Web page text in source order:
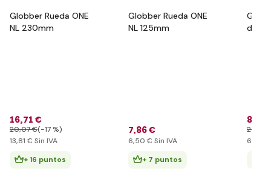
Globber Rueda ONE
NL 230mm
16,71 €
20,07 €(-17 %)
13,81 € Sin IVA
+ 16 puntos
Globber Rueda ONE
NL 125mm
7,86 €
6,50 € Sin IVA
+ 7 puntos
de
8
20
6